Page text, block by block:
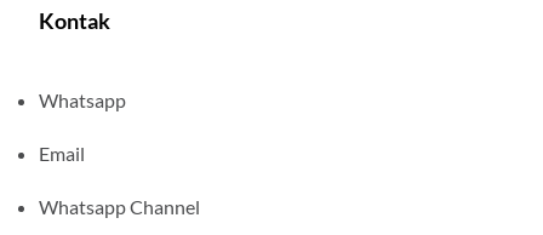
Kontak
Whatsapp
Email
Whatsapp Channel